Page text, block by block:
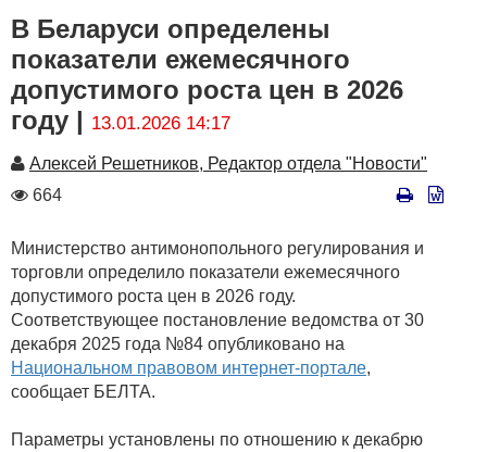
В Беларуси определены
показатели ежемесячного
допустимого роста цен в 2026
году | 13.01.2026 14:17
Автор
Алексей Решетников, Редактор отдела "Новости"
Количество
664
Министерство антимонопольного регулирования и
торговли определило показатели ежемесячного
допустимого роста цен в 2026 году.
Соответствующее постановление ведомства от 30
декабря 2025 года №84 опубликовано на
Национальном правовом интернет-портале,
сообщает БЕЛТА.
Параметры установлены по отношению к декабрю